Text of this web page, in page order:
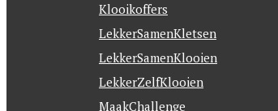
Klooikoffers
LekkerSamenKletsen
LekkerSamenKlooien
LekkerZelfKlooien
MaakChallenge